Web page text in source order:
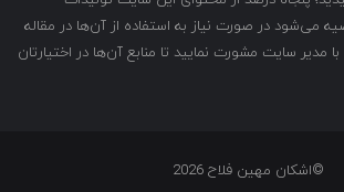
می‌شود در صورت نیاز به استفاده از آن‌ها در مقاله
مدیر سایت مشورت نمایید تا منابع آن‌ها در اختیارتان
©اشکان مهین فلاح 2026